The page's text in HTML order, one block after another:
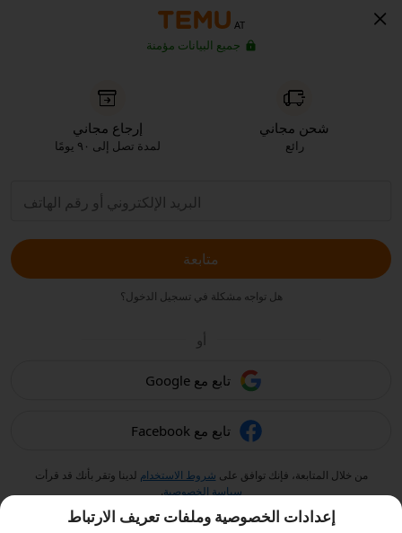
AT
جميع البيانات مؤمنة
شحن مجاني
رائع
إرجاع مجاني
لمدة تصل إلى ٩٠ يومًا
متابعة
هل تواجه مشكلة في تسجيل الدخول؟
أو
تابع مع Google
تابع مع Facebook
من خلال المتابعة، فإنك توافق على شروط الاستخدام لدينا وتقر بأنك قد قرأت
سياسة الخصوصية.
إعدادات الخصوصية وملفات تعريف الارتباط